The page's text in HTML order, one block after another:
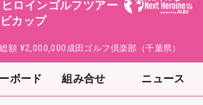
ヒロインゴルフツアー
カップ
額 ¥2,000,000 成田ゴルフ倶楽部（千葉県）
ボード 組み合せ ニュース